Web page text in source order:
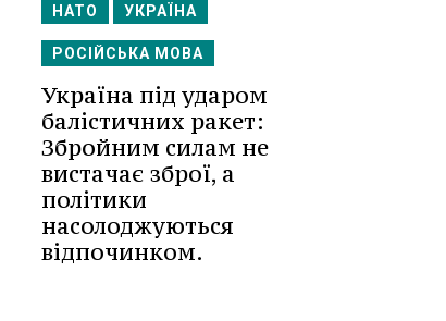
НАТО УКРАЇНА
РОСІЙСЬКА МОВА
Україна під ударом
балістичних ракет:
Збройним силам не
вистачає зброї, а
політики
насолоджуються
відпочинком.